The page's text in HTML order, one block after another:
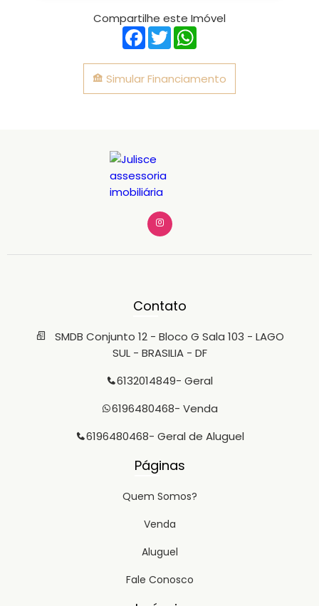
Compartilhe este Imóvel
Facebook
Twitter
Simular Financiamento
Contato
SMDB Conjunto 12 - Bloco G Sala 103 - LAGO
SUL - BRASILIA - DF
6132014849- Geral
6196480468- Venda
6196480468- Geral de Aluguel
Páginas
Quem Somos?
Venda
Aluguel
Fale Conosco